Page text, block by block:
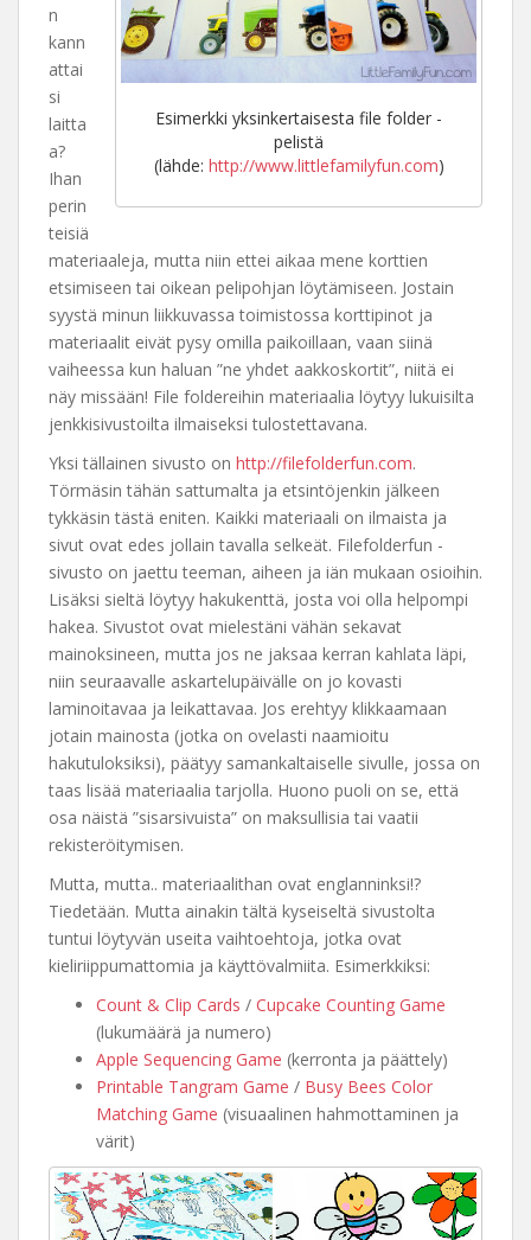
Esimerkki yksinkertaisesta file folder -
pelistä
(lähde: http://www.littlefamilyfun.com)
n
kann
attai
si
laitta
a?
Ihan
perin
teisiä
materiaaleja, mutta niin ettei aikaa mene korttien
etsimiseen tai oikean pelipohjan löytämiseen. Jostain
syystä minun liikkuvassa toimistossa korttipinot ja
materiaalit eivät pysy omilla paikoillaan, vaan siinä
vaiheessa kun haluan ”ne yhdet aakkoskortit”, niitä ei
näy missään! File foldereihin materiaalia löytyy lukuisilta
jenkkisivustoilta ilmaiseksi tulostettavana.
Yksi tällainen sivusto on http://filefolderfun.com.
Törmäsin tähän sattumalta ja etsintöjenkin jälkeen
tykkäsin tästä eniten. Kaikki materiaali on ilmaista ja
sivut ovat edes jollain tavalla selkeät. Filefolderfun -
sivusto on jaettu teeman, aiheen ja iän mukaan osioihin.
Lisäksi sieltä löytyy hakukenttä, josta voi olla helpompi
hakea. Sivustot ovat mielestäni vähän sekavat
mainoksineen, mutta jos ne jaksaa kerran kahlata läpi,
niin seuraavalle askartelupäivälle on jo kovasti
laminoitavaa ja leikattavaa. Jos erehtyy klikkaamaan
jotain mainosta (jotka on ovelasti naamioitu
hakutuloksiksi), päätyy samankaltaiselle sivulle, jossa on
taas lisää materiaalia tarjolla. Huono puoli on se, että
osa näistä ”sisarsivuista” on maksullisia tai vaatii
rekisteröitymisen.
Mutta, mutta.. materiaalithan ovat englanninksi!?
Tiedetään. Mutta ainakin tältä kyseiseltä sivustolta
tuntui löytyvän useita vaihtoehtoja, jotka ovat
kieliriippumattomia ja käyttövalmiita. Esimerkkiksi:
Count & Clip Cards / Cupcake Counting Game
(lukumäärä ja numero)
Apple Sequencing Game (kerronta ja päättely)
Printable Tangram Game / Busy Bees Color
Matching Game (visuaalinen hahmottaminen ja
värit)